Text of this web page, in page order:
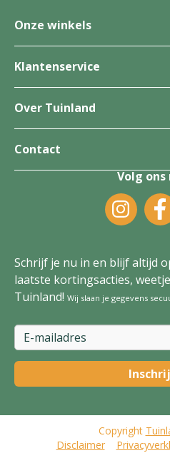
Onze winkels
Klantenservice
Over Tuinland
Contact
Volg ons
Schrijf je nu in en blijf altijd
laatste kortingsacties,
Tuinland! Wij slaan je gegevens
Copyright
Disclaimer